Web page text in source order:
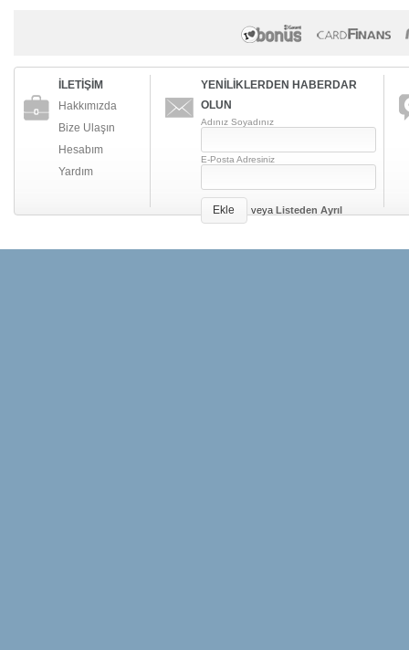
İLETİŞİM
Hakkımızda
Bize Ulaşın
Hesabım
Yardım
YENİLİKLERDEN HABERDAR
OLUN
Adınız Soyadınız
E-Posta Adresiniz
Ekle veya Listeden Ayrıl